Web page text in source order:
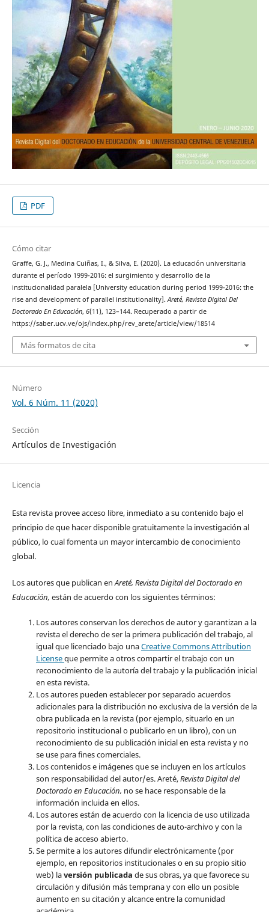
PDF
Cómo citar
Graffe, G. J., Medina Cuiñas, I., & Silva, E. (2020). La educación universitaria
durante el período 1999-2016: el surgimiento y desarrollo de la
institucionalidad paralela [University education during period 1999-2016: the
rise and development of parallel institutionality].Areté, Revista Digital Del
Doctorado En Educación, 6(11), 123–144. Recuperado a partir de
https://saber.ucv.ve/ojs/index.php/rev_arete/article/view/18514
Más formatos de cita
Número
Vol. 6 Núm. 11 (2020)
Sección
Artículos de Investigación
Licencia
Esta revista provee acceso libre, inmediato a su contenido bajo el
principio de que hacer disponible gratuitamente la investigación al
público, lo cual fomenta un mayor intercambio de conocimiento
global.
Los autores que publican enAreté, Revista Digital del Doctorado en
Educación, están de acuerdo con los siguientes términos:
Los autores conservan los derechos de autor y garantizan a la
revista el derecho de ser la primera publicación del trabajo, al
igual que licenciado bajo unaCreative Commons Attribution
Licenseque permite a otros compartir el trabajo con un
reconocimiento de la autoría del trabajo y la publicación inicial
en esta revista.
Los autores pueden establecer por separado acuerdos
adicionales para la distribución no exclusiva de la versión de la
obra publicada en la revista (por ejemplo, situarlo en un
repositorio institucional o publicarlo en un libro), con un
reconocimiento de su publicación inicial en esta revista y no
se use para fines comerciales.
Los contenidos e imágenes que se incluyen en los artículos
son responsabilidad del autor/es. Areté,Revista Digital del
Doctorado en Educación, no se hace responsable de la
información incluida en ellos.
Los autores están de acuerdo con la licencia de uso utilizada
por la revista, con las condiciones de auto-archivo y con la
política de acceso abierto.
Se permite a los autores difundir electrónicamente (por
ejemplo, en repositorios institucionales o en su propio sitio
web) laversión publicada de sus obras, ya que favorece su
circulación y difusión más temprana y con ello un posible
aumento en su citación y alcance entre la comunidad